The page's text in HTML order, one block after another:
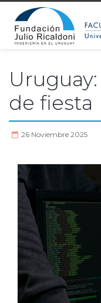
de fiesta
26 Noviembre 2025